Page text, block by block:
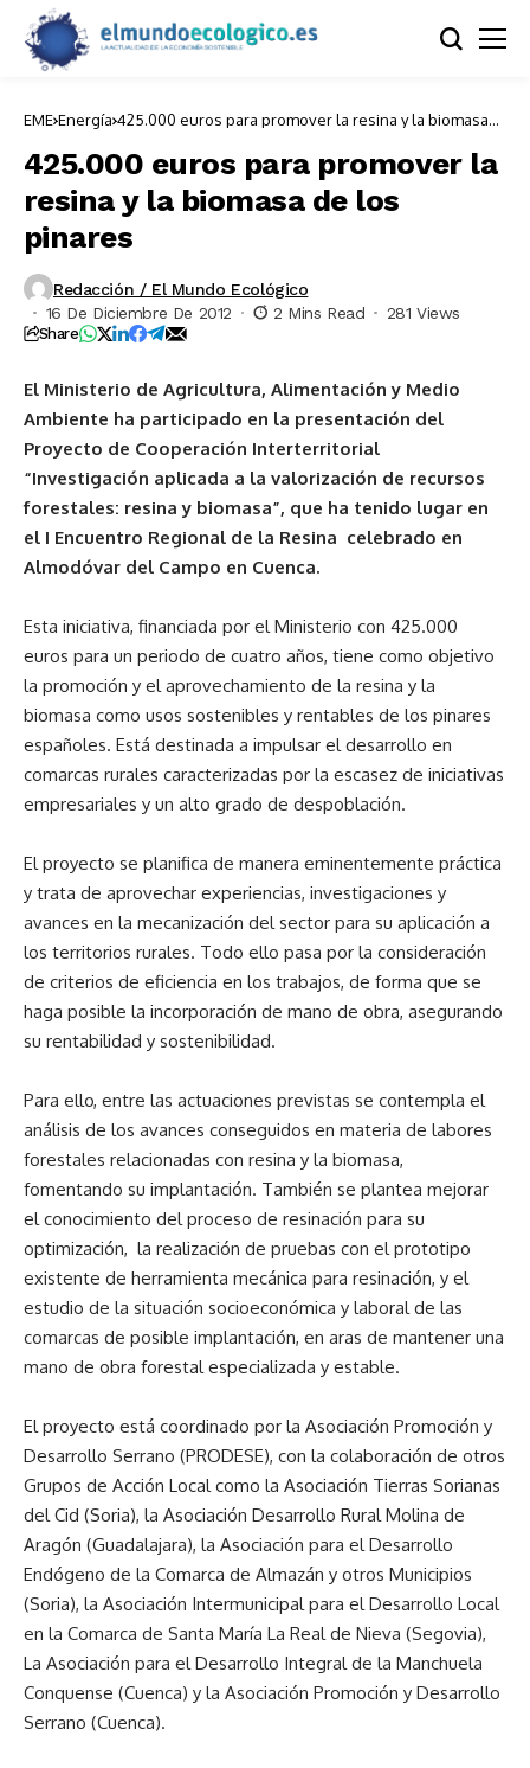
EME Energía 425.000 euros para promover la resina y la biomasa
425.000 euros para promover la
resina y la biomasa de los
pinares
Redacción / El Mundo Ecológico
16 De Diciembre De 2012
2 Mins Read 281 Views
Share
El Ministerio de Agricultura, Alimentación y Medio
Ambiente ha participado en la presentación del
Proyecto de Cooperación Interterritorial
“Investigación aplicada a la valorización de recursos
forestales: resina y biomasa”, que ha tenido lugar en
el I Encuentro Regional de la Resina celebrado en
Almodóvar del Campo en Cuenca.
Esta iniciativa, financiada por el Ministerio con 425.000
euros para un periodo de cuatro años, tiene como objetivo
la promoción y el aprovechamiento de la resina y la
biomasa como usos sostenibles y rentables de los pinares
españoles. Está destinada a impulsar el desarrollo en
comarcas rurales caracterizadas por la escasez de iniciativas
empresariales y un alto grado de despoblación.
El proyecto se planifica de manera eminentemente práctica
y trata de aprovechar experiencias, investigaciones y
avances en la mecanización del sector para su aplicación a
los territorios rurales. Todo ello pasa por la consideración
de criterios de eficiencia en los trabajos, de forma que se
haga posible la incorporación de mano de obra, asegurando
su rentabilidad y sostenibilidad.
Para ello, entre las actuaciones previstas se contempla el
análisis de los avances conseguidos en materia de labores
forestales relacionadas con resina y la biomasa,
fomentando su implantación. También se plantea mejorar
el conocimiento del proceso de resinación para su
optimización, la realización de pruebas con el prototipo
existente de herramienta mecánica para resinación, y el
estudio de la situación socioeconómica y laboral de las
comarcas de posible implantación, en aras de mantener una
mano de obra forestal especializada y estable.
El proyecto está coordinado por la Asociación Promoción y
Desarrollo Serrano (PRODESE), con la colaboración de otros
Grupos de Acción Local como la Asociación Tierras Sorianas
del Cid (Soria), la Asociación Desarrollo Rural Molina de
Aragón (Guadalajara), la Asociación para el Desarrollo
Endógeno de la Comarca de Almazán y otros Municipios
(Soria), la Asociación Intermunicipal para el Desarrollo Local
en la Comarca de Santa María La Real de Nieva (Segovia),
La Asociación para el Desarrollo Integral de la Manchuela
Conquense (Cuenca) y la Asociación Promoción y Desarrollo
Serrano (Cuenca).